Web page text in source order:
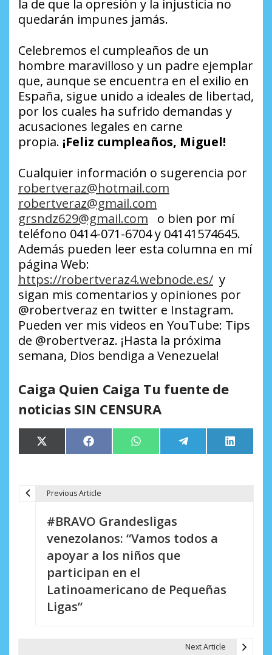
la de que la opresión y la injusticia no
quedarán impunes jamás.
Celebremos el cumpleaños de un
hombre maravilloso y un padre ejemplar
que, aunque se encuentra en el exilio en
España, sigue unido a ideales de libertad,
por los cuales ha sufrido demandas y
acusaciones legales en carne
propia. ¡Feliz cumpleaños, Miguel!
Cualquier información o sugerencia por
robertveraz@hotmail.com
robertveraz@gmail.com
grsndz629@gmail.com o bien por mí
teléfono 0414-071-6704 y 04141574645.
Además pueden leer esta columna en mí
página Web:
https://robertveraz4.webnode.es/ y
sigan mis comentarios y opiniones por
@robertveraz en twitter e Instagram.
Pueden ver mis videos en YouTube: Tips
de @robertveraz. ¡Hasta la próxima
semana, Dios bendiga a Venezuela!
Caiga Quien Caiga Tu fuente de
noticias SIN CENSURA
Compartir
en
X
(Twitter)
Compartir
en
Facebook Compartir
en
WhatsApp Compartir
en
Telegram
en
LinkedIn
Previous Article
#BRAVO Grandesligas
venezolanos: “Vamos todos a
apoyar a los niños que
participan en el
Latinoamericano de Pequeñas
Ligas”
Next Article